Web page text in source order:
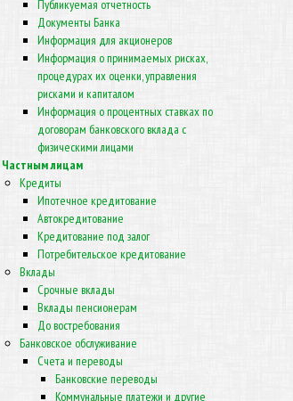
Публикуемая отчетность
Документы Банка
Информация для акционеров
Информация о принимаемых рисках,
процедурах их оценки, управления
рисками и капиталом
Информация о процентных ставках по
договорам банковского вклада с
физическими лицами
Частным лицам
Кредиты
Ипотечное кредитование
Автокредитование
Кредитование под залог
Потребительское кредитование
Вклады
Срочные вклады
Вклады пенсионерам
До востребования
Банковское обслуживание
Счета и переводы
Банковские переводы
Коммунальные платежи и другие